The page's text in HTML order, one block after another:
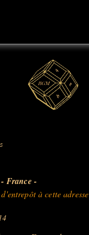
- France -
à cette adresse